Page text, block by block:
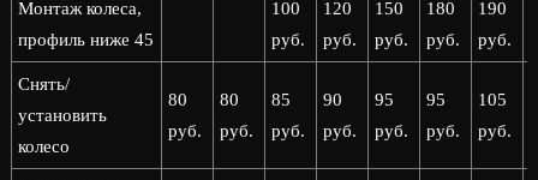
Монтаж колеса,
профиль ниже 45
100
руб.
120
руб.
150
руб.
180
руб.
190
руб.
Снять/
установить
колесо
80
руб.
80
руб.
85
руб.
90
руб.
95
руб.
95
руб.
105
руб.